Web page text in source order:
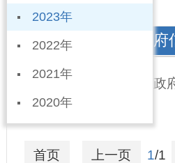
2023年
2022年
2021年
2020年
四芝兰镇人民政府政府
宁晋县四芝兰镇 2023年政
告
2024-01-19
首页 上一页 1/1